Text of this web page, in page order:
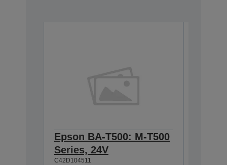
Epson BA-T500: M-T500
Series, 24V
C42D104511